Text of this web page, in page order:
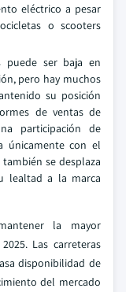
eléctrico a pesar
o scooters
puede ser baja en
pero hay muchos
su posición
de ventas de
participación de
únicamente con el
se desplaza
lealtad a la marca
la mayor
Las carreteras
disponibilidad de
del mercado